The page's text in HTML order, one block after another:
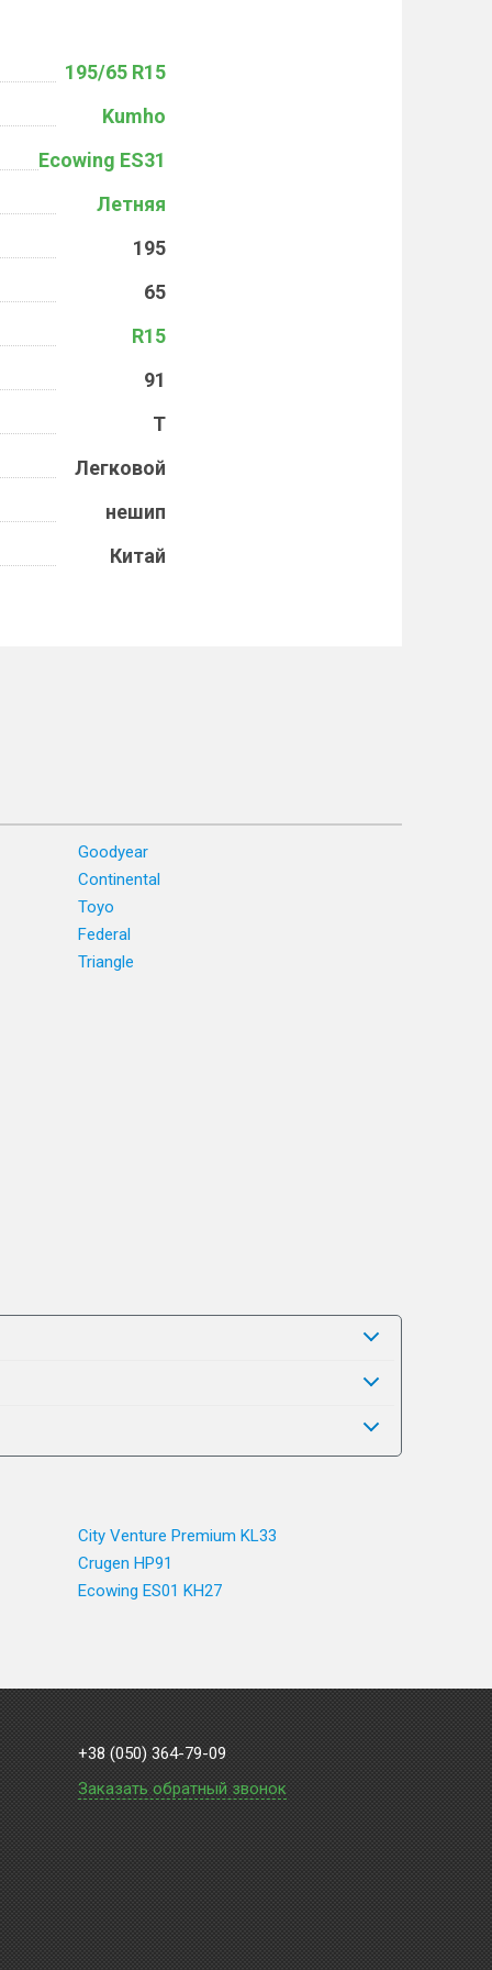
195/65 R15
Kumho
Ecowing ES31
Летняя
195
65
R15
91
T
Легковой
нешип
Китай
Goodyear
Continental
Toyo
Federal
Triangle
City Venture Premium KL33
Crugen HP91
Ecowing ES01 KH27
+38 (050) 364-79-09
Заказать обратный звонок